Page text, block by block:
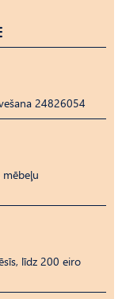
24826054
līdz 200 eiro